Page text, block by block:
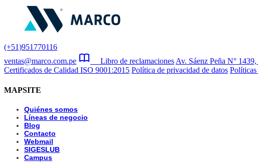
(+51)951770116
ventas@marco.com.pe
Libro de reclamaciones Av. Sáenz Peña N°
Certificados de Calidad ISO 9001:2015 Política de privacidad de datos Políticas
MAPSITE
Quiénes somos
Líneas de negocio
Blog
Contacto
Webmail
SIGESLUB
Campus